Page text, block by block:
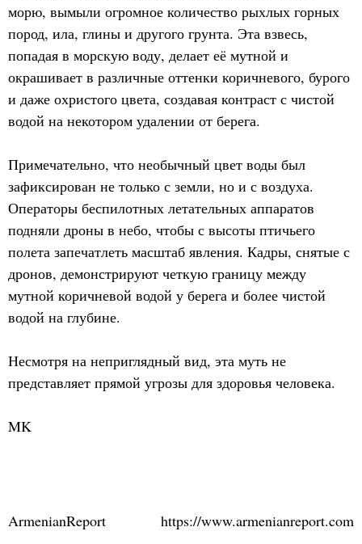
морю, вымыли огромное количество рыхлых горных
пород, ила, глины и другого грунта. Эта взвесь,
попадая в морскую воду, делает её мутной и
окрашивает в различные оттенки коричневого, бурого
и даже охристого цвета, создавая контраст с чистой
водой на некотором удалении от берега.
Примечательно, что необычный цвет воды был
зафиксирован не только с земли, но и с воздуха.
Операторы беспилотных летательных аппаратов
подняли дроны в небо, чтобы с высоты птичьего
полета запечатлеть масштаб явления. Кадры, снятые с
дронов, демонстрируют четкую границу между
мутной коричневой водой у берега и более чистой
водой на глубине.
Несмотря на неприглядный вид, эта муть не
представляет прямой угрозы для здоровья человека.
MK
ArmenianReport https://www.armenianreport.com